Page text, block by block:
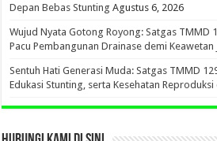
Depan Bebas Stunting Agustus 6, 2026
Wujud Nyata Gotong Royong: Satgas TMMD
Pacu Pembangunan Drainase demi Keawetan
Sentuh Hati Generasi Muda: Satgas TMMD
Edukasi Stunting, serta Kesehatan